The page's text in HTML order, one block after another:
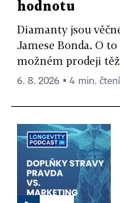
hodnotu
Diamanty jsou
Jamese Bonda. O
možném prodeji
6. 8. 2026 ▪ 4 min. čtení